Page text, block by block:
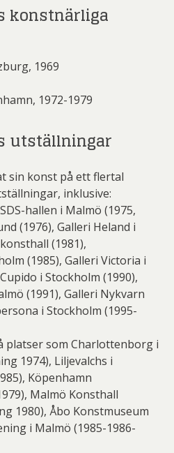
konstnärliga
1969
1972-1979
utställningar
sin konst på ett flertal
inklusive:
hallen i Malmö (1975,
(1976), Galleri Heland i
(1981),
(1985), Galleri Victoria i
i Stockholm (1990),
(1991), Galleri Nykvarn
i Stockholm (1995-
platser som Charlottenborg i
1974), Liljevalchs i
Köpenhamn
Malmö Konsthall
1980), Åbo Konstmuseum
i Malmö (1985-1986-